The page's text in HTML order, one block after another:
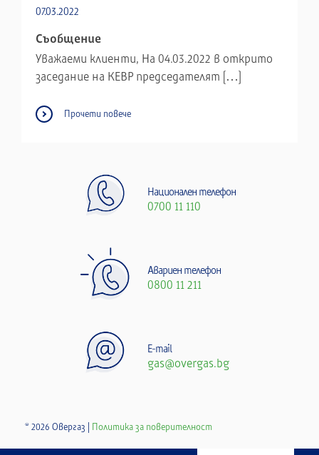
07.03.2022
Съобщение
Уважаеми клиенти, На 04.03.2022 в открито
заседание на КЕВР председателят […]
Прочети повече
Национален телефон
0700 11 110
Авариен телефон
0800 11 211
E-mail
gas@overgas.bg
© 2026 Овергаз | Политика за поверителност